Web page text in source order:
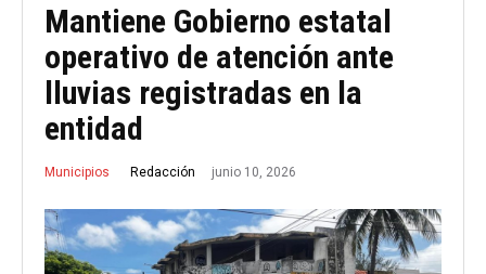
Mantiene Gobierno estatal
operativo de atención ante
lluvias registradas en la
entidad
Municipios Redacción junio 10, 2026